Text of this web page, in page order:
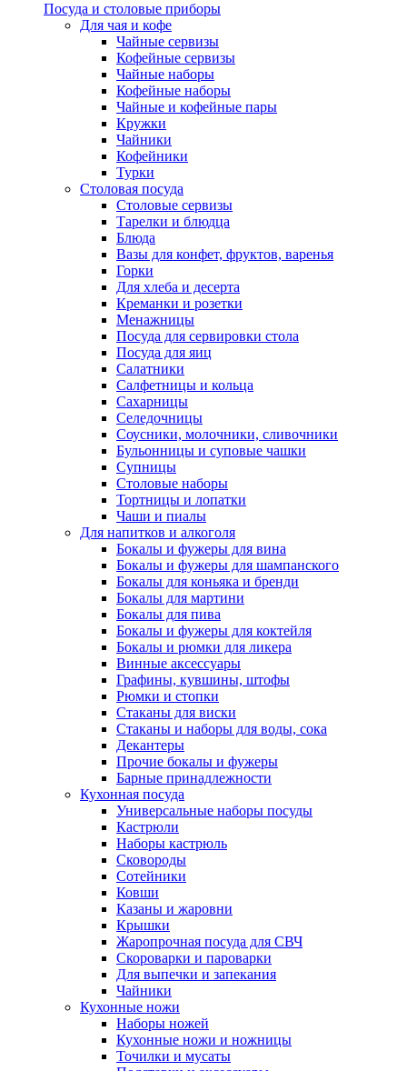
Посуда и столовые приборы
Для чая и кофе
Чайные сервизы
Кофейные сервизы
Чайные наборы
Кофейные наборы
Чайные и кофейные пары
Кружки
Чайники
Кофейники
Турки
Столовая посуда
Столовые сервизы
Тарелки и блюдца
Блюда
Вазы для конфет, фруктов, варенья
Горки
Для хлеба и десерта
Креманки и розетки
Менажницы
Посуда для сервировки стола
Посуда для яиц
Салатники
Салфетницы и кольца
Сахарницы
Селедочницы
Соусники, молочники, сливочники
Бульонницы и суповые чашки
Супницы
Столовые наборы
Тортницы и лопатки
Чаши и пиалы
Для напитков и алкоголя
Бокалы и фужеры для вина
Бокалы и фужеры для шампанского
Бокалы для коньяка и бренди
Бокалы для мартини
Бокалы для пива
Бокалы и фужеры для коктейля
Бокалы и рюмки для ликера
Винные аксессуары
Графины, кувшины, штофы
Рюмки и стопки
Стаканы для виски
Стаканы и наборы для воды, сока
Декантеры
Прочие бокалы и фужеры
Барные принадлежности
Кухонная посуда
Универсальные наборы посуды
Кастрюли
Наборы кастрюль
Сковороды
Сотейники
Ковши
Казаны и жаровни
Крышки
Жаропрочная посуда для СВЧ
Скороварки и пароварки
Для выпечки и запекания
Чайники
Кухонные ножи
Наборы ножей
Кухонные ножи и ножницы
Точилки и мусаты